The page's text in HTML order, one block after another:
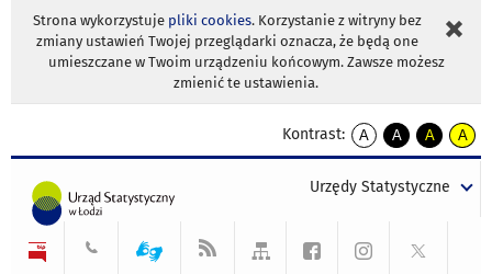
Strona wykorzystuje pliki cookies. Korzystanie z witryny bez
zmiany ustawień Twojej przeglądarki oznacza, że będą one
umieszczane w Twoim urządzeniu końcowym. Zawsze możesz
zmienić te ustawienia.
Kontrast:
A
kontrast
A
kontrast
tekst
czarnym
A
kontrast
tekst
czarnym
A
tekst
żółtym
Urzędy Statystyczne